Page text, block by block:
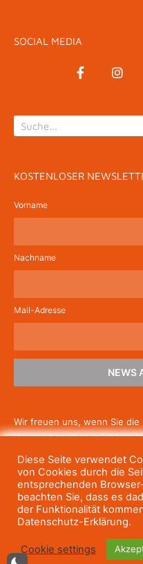
SOCIAL MEDIA
KOSTENLOSER
Vorname
Nachname
Mail-Adresse
NEWS
Wir freuen uns, wenn Sie
Hauses beziehen möchten!
um die Newsletter-
Gratis-News irgendwann
Siesich jederzeit einfach
Diese Seite verwendet
von Cookies durch die
entsprechenden
beachten Sie, dass es
der Funktionalität
Datenschutz-Erklärung.
Cookie settings